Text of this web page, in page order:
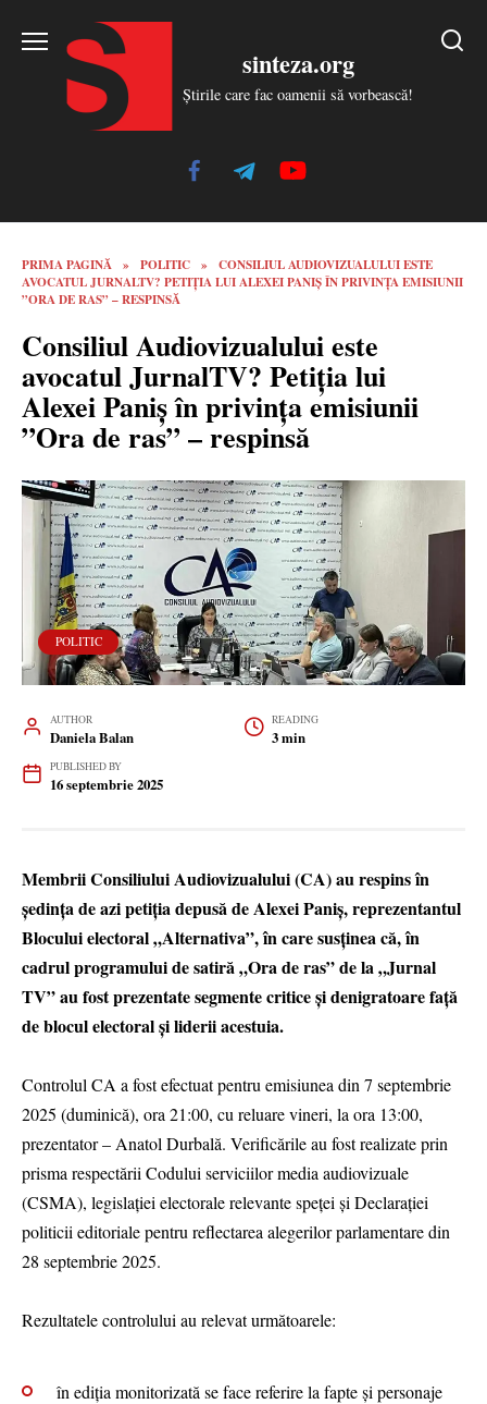
sinteza.org
Știrile care fac oamenii să vorbească!
PRIMA PAGINĂ » POLITIC »
CONSILIUL AUDIOVIZUALULUI ESTE
AVOCATUL JURNALTV? PETIȚIA LUI ALEXEI PANIȘ ÎN PRIVINȚA EMISIUNII
”ORA DE RAS” – RESPINSĂ
Consiliul Audiovizualului este
avocatul JurnalTV? Petiția lui
Alexei Paniș în privința emisiunii
”Ora de ras” – respinsă
POLITIC
AUTHOR
Daniela Balan
READING
3 min
PUBLISHED BY
16 septembrie 2025
Membrii Consiliului Audiovizualului (CA) au respins în
ședința de azi petiția depusă de Alexei Paniș, reprezentantul
Blocului electoral „Alternativa”, în care susținea că, în
cadrul programului de satiră „Ora de ras” de la „Jurnal
TV” au fost prezentate segmente critice și denigratoare față
de blocul electoral și liderii acestuia.
Controlul CA a fost efectuat pentru emisiunea din 7 septembrie
2025 (duminică), ora 21:00, cu reluare vineri, la ora 13:00,
prezentator – Anatol Durbală. Verificările au fost realizate prin
prisma respectării Codului serviciilor media audiovizuale
(CSMA), legislației electorale relevante speței și Declarației
politicii editoriale pentru reflectarea alegerilor parlamentare din
28 septembrie 2025.
Rezultatele controlului au relevat următoarele:
în ediția monitorizată se face referire la fapte și personaje